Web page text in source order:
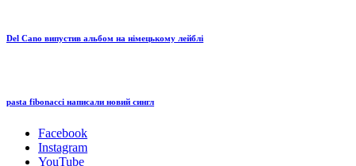
Del Cano випустив альбом на німецькому лейблі
pasta fibonacci написали новий сингл
Facebook
Instagram
YouTube